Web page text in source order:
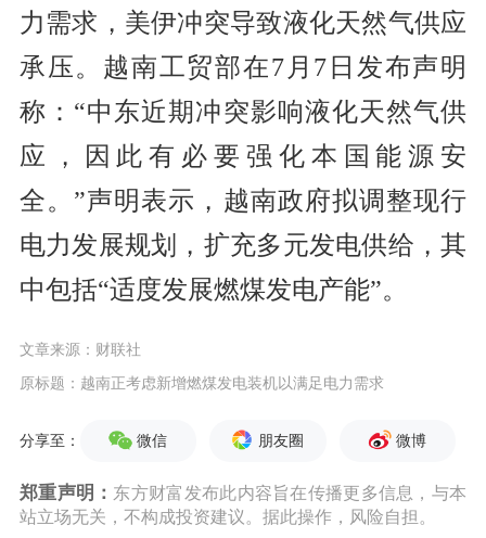
力需求，美伊冲突导致液化天然气供应
承压。越南工贸部在7月7日发布声明
称：“中东近期冲突影响液化天然气供
应，因此有必要强化本国能源安
全。”声明表示，越南政府拟调整现行
电力发展规划，扩充多元发电供给，其
中包括“适度发展燃煤发电产能”。
文章来源：财联社
原标题：越南正考虑新增燃煤发电装机以满足电力需求
分享至： 微信 朋友圈 微博
郑重声明： 东方财富发布此内容旨在传播更多信息，与本
站立场无关，不构成投资建议。据此操作，风险自担。